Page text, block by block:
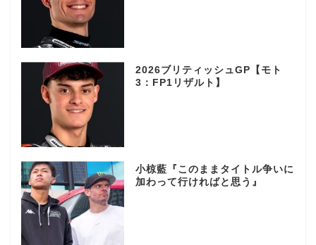
2026ブリティッシュGP【モト
3：FP1リザルト】
小椋藍『このままタイトル争いに
加わって行ければと思う』